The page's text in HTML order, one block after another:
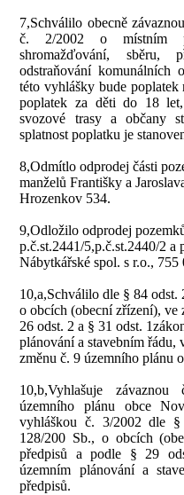
7,Schválilo obecně
č. 2/2002 o místním
shromažďování, sběru,
odstraňování komunálních
této vyhlášky bude
poplatek za děti do 18
svozové trasy a občany
splatnost poplatku je
8,Odmítlo odprodej části
manželů Františky a
Hrozenkov 534.
9,Odložilo odprodej
p.č.st.2441/5,p.č.st.2440/2 a
Nábytkářské spol. s r.o.,
10,a,Schválilo dle § 84 odst.
o obcích (obecní zřízení), ve
26 odst. 2 a § 31 odst.
plánování a stavebním řádu,
změnu č. 9 územního plánu
10,b,Vyhlašuje
územního plánu obce
vyhláškou č. 3/2002 dle
128/200 Sb., o obcích
předpisů a podle § 29
územním plánování a
předpisů.